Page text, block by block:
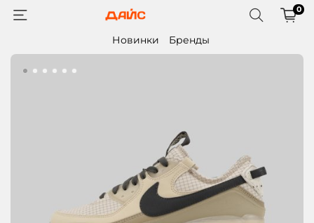
0
Новинки Бренды